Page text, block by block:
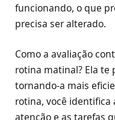
funcionando, o que
precisa ser alterado.
Como a avaliação
rotina matinal? Ela te
tornando-a mais
rotina, você identifica
atenção e as tarefas